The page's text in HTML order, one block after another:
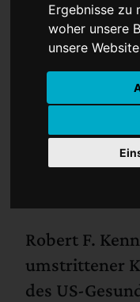
Ergebnisse zu
woher unsere
unsere
Robert F.
umstrittener
des US-